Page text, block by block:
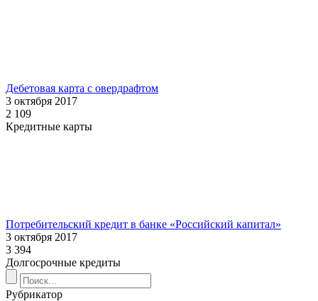
Дебетовая карта с овердрафтом
3 октября 2017
2 109
Кредитные карты
Потребительский кредит в банке «Российский капитал»
3 октября 2017
3 394
Долгосрочные кредиты
Рубрикатор